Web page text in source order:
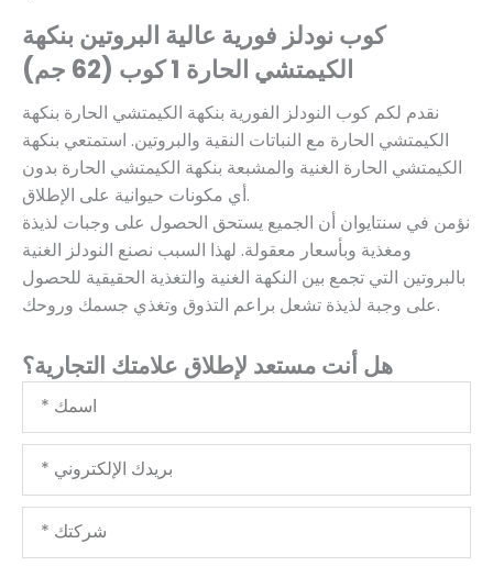
كوب نودلز فورية عالية البروتين بنكهة
الكيمتشي الحارة 1 كوب (62 جم)
نقدم لكم كوب النودلز الفورية بنكهة الكيمتشي الحارة بنكهة
الكيمتشي الحارة مع النباتات النقية والبروتين. استمتعي بنكهة
الكيمتشي الحارة الغنية والمشبعة بنكهة الكيمتشي الحارة بدون
أي مكونات حيوانية على الإطلاق.
نؤمن في سنتايوان أن الجميع يستحق الحصول على وجبات لذيذة
ومغذية وبأسعار معقولة. لهذا السبب نصنع النودلز الغنية
بالبروتين التي تجمع بين النكهة الغنية والتغذية الحقيقية للحصول
على وجبة لذيذة تشعل براعم التذوق وتغذي جسمك وروحك.
هل أنت مستعد لإطلاق علامتك التجارية؟
اسمك
بريدك
الإلكتروني
شركتك